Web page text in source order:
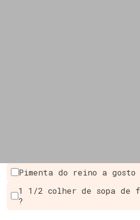
Pimenta do reino a gosto
1 1/2 colher de sopa de
?